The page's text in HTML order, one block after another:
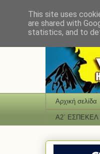
Αρχική σελίδα
Α2΄ ΕΣΠΕΚΕΛ
This site uses
are shared with
statistics, and to